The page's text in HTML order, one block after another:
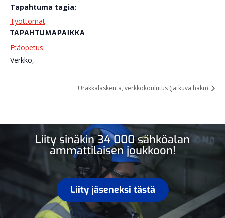
Tapahtuma tagia:
Työttömät
TAPAHTUMAPAIKKA
Etäopetus
Verkko,
Urakkalaskenta, verkkokoulutus (jatkuva haku)
Liity sinäkin 34 000 sähköalan
ammattilaisen joukkoon!
Liity jäseneksi tästä